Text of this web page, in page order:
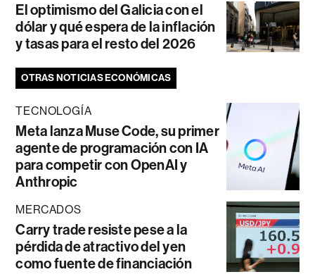
El optimismo del Galicia con el
dólar y qué espera de la inflación
y tasas para el resto del 2026
OTRAS NOTICIAS ECONÓMICAS
TECNOLOGÍA
Meta lanza Muse Code, su primer
agente de programación con IA
para competir con OpenAI y
Anthropic
MERCADOS
Carry trade resiste pese a la
pérdida de atractivo del yen
como fuente de financiación